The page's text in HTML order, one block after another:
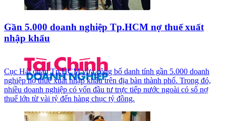
Gần 5.000 doanh nghiệp Tp.HCM nợ thuế xuất
nhập khẩu
Cục Hải quan Tp.HCM vừa công bố danh tính gần 5.000 doanh
nghiệp nợ thuế xuất nhập khẩu trên địa bàn thành phố. Trong đó,
nhiều doanh nghiệp có vốn đầu tư trực tiếp nước ngoài có số nợ
thuế lớn từ vài tỷ đến hàng chục tỷ đồng.